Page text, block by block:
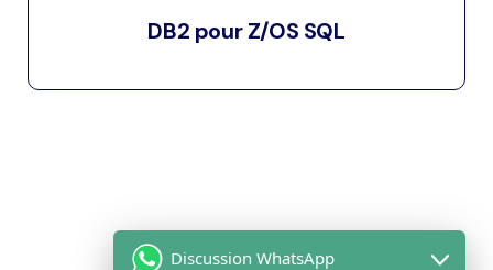
DB2 pour Z/OS SQL
Discussion WhatsApp